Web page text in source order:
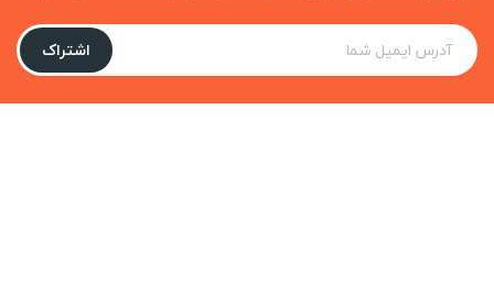
اشتراک